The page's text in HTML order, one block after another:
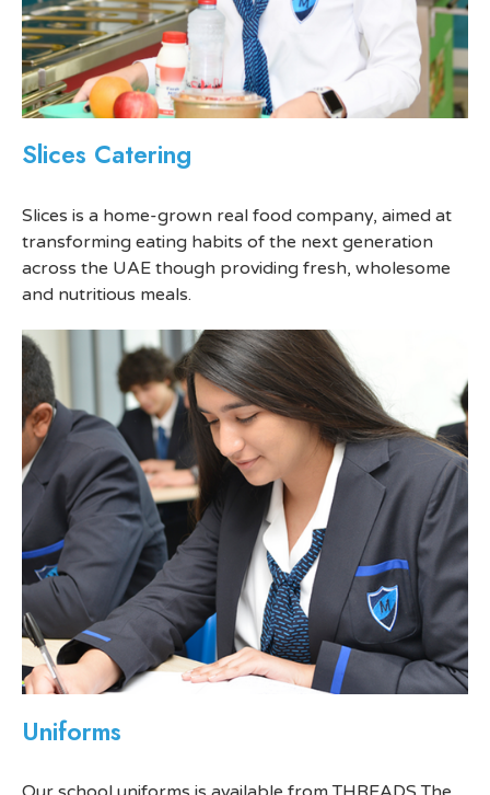
Slices Catering
Slices is a home-grown real food company, aimed at
transforming eating habits of the next generation
across the UAE though providing fresh, wholesome
and nutritious meals.
Uniforms